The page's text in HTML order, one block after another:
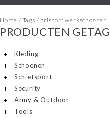
Home / Tags / grisport werkschoenen
PRODUCTEN
Kleding
Schoenen
Schietsport
Security
Army & Outdoor
Tools